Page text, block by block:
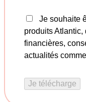
Je télécharge
Je souhaite
produits
financières,
actualités